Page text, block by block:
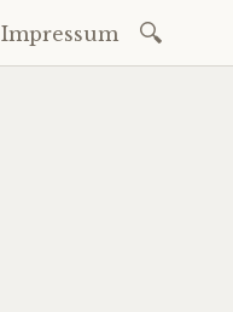
Impressum